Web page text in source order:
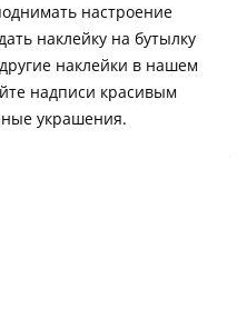
настроение
наклейку на бутылку
наклейки в нашем
надписи красивым
украшения.